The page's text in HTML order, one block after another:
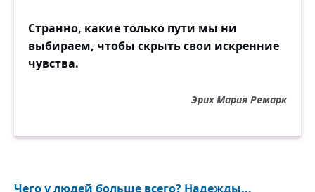
Странно, какие только пути мы ни
выбираем, чтобы скрыть свои искренние
чувства.
Эрих Мария Ремарк
Чего у людей больше всего? Надежды...